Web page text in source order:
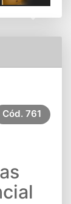
Next
Cód. 761